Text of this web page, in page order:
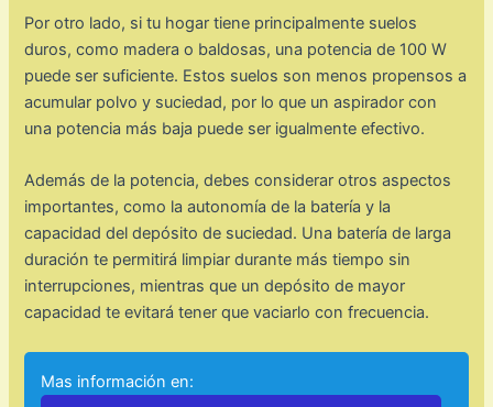
Por otro lado, si tu hogar tiene principalmente suelos
duros, como madera o baldosas, una potencia de 100 W
puede ser suficiente. Estos suelos son menos propensos a
acumular polvo y suciedad, por lo que un aspirador con
una potencia más baja puede ser igualmente efectivo.
Además de la potencia, debes considerar otros aspectos
importantes, como la autonomía de la batería y la
capacidad del depósito de suciedad. Una batería de larga
duración te permitirá limpiar durante más tiempo sin
interrupciones, mientras que un depósito de mayor
capacidad te evitará tener que vaciarlo con frecuencia.
Mas información en: